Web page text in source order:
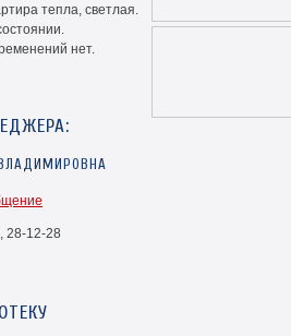
тепла, светлая.
нет.
28-12-28